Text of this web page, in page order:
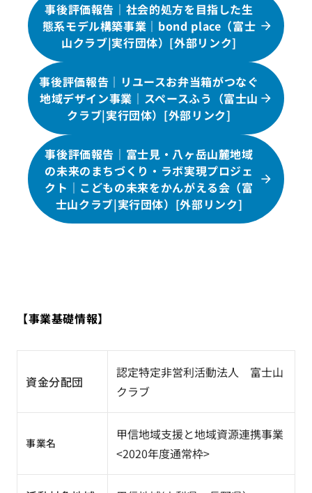
事後評価報告｜社会的処方を目指した生
態系モデル構築事業｜bond place（富士
山クラブ|実行団体）[外部リンク]
事後評価報告｜リユースお弁当箱がつなぐ
地域デザイン事業｜スペースふう（富士山
クラブ|実行団体）[外部リンク]
事後評価報告｜富士見・八ヶ岳山麓地域
の未来のまちづくり・ラボ実現プロジェ
クト｜こどもの未来をかんがえる会（富
士山クラブ|実行団体）[外部リンク]
【事業基礎情報】
資金分配団
認定特定非営利活動法人 富士山
クラブ
事業名
甲信地域支援と地域資源連携事業
<2020年度通常枠>